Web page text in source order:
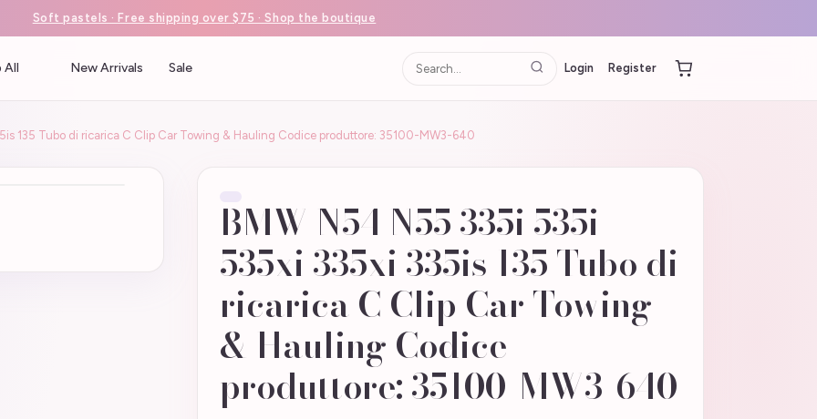
Soft pastels · Free shipping over $75 · Shop the boutique
All New Arrivals Sale Login Register
135 Tubo di ricarica C Clip Car Towing & Hauling Codice produttore: 35100-MW3-640
BMW N54 N55 335i 535i
535xi 335xi 335is 135 Tubo di
ricarica C Clip Car Towing
& Hauling Codice
produttore: 35100-MW3-640